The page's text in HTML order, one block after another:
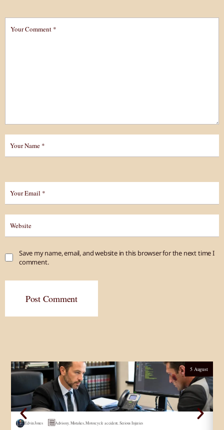
Save my name, email, and website in this browser for the next time I
comment.
Post Comment
5 August
Edvin Jones Advisory, Mistakes,Motorcycle accident Serious Injuries